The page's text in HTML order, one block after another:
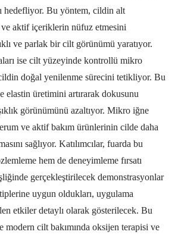
hedefliyor. Bu yöntem, cildin alt
ve aktif içeriklerin nüfuz etmesini
ve parlak bir cilt görünümü yaratıyor.
ise cilt yüzeyinde kontrollü mikro
doğal yenilenme sürecini tetikliyor. Bu
elastin üretimini artırarak dokusunu
görünümünü azaltıyor. Mikro iğne
ve aktif bakım ürünlerinin cilde daha
sağlıyor. Katılımcılar, fuarda bu
hem de deneyimleme fırsatı
gerçekleştirilecek demonstrasyonlar
uygun oldukları, uygulama
etkiler detaylı olarak gösterilecek. Bu
modern cilt bakımında oksijen terapisi ve